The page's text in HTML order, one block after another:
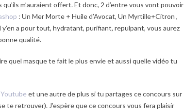
m’auraient offert. Et donc, 2 d’entre vous vont pouvoir
: Un Mer Morte + Huile d’Avocat, Un Myrtille+Citron ,
a pour tout, hydratant, purifiant, repulpant, vous aurez
qualité.
quel masque te fait le plus envie et aussi quelle vidéo tu
et une autre de plus si tu partages ce concours sur
te retrouver). J’espère que ce concours vous fera plaisir